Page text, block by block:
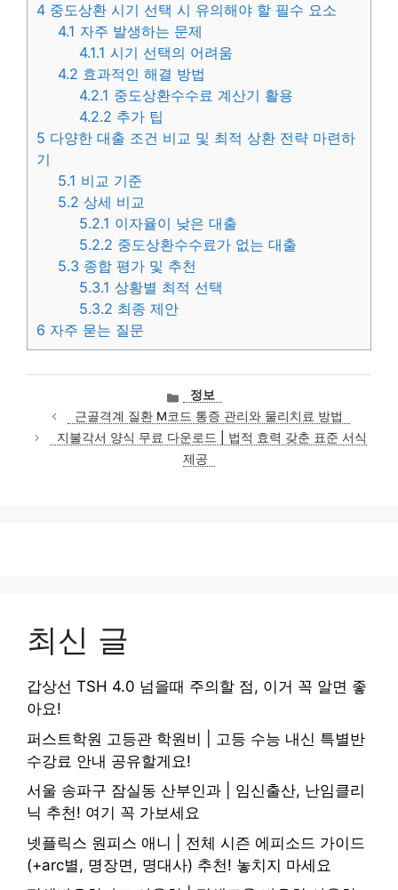
4 중도상환 시기 선택 시 유의해야 할 필수 요소
4.1 자주 발생하는 문제
4.1.1 시기 선택의 어려움
4.2 효과적인 해결 방법
4.2.1 중도상환수수료 계산기 활용
4.2.2 추가 팁
5 다양한 대출 조건 비교 및 최적 상환 전략 마련하
기
5.1 비교 기준
5.2 상세 비교
5.2.1 이자율이 낮은 대출
5.2.2 중도상환수수료가 없는 대출
5.3 종합 평가 및 추천
5.3.1 상황별 최적 선택
5.3.2 최종 제안
6 자주 묻는 질문
카
테
고
리
정보
근골격계 질환 M코드 통증 관리와 물리치료 방법
지불각서 양식 무료 다운로드 | 법적 효력 갖춘 표준 서식
제공
최신 글
갑상선 TSH 4.0 넘을때 주의할 점, 이거 꼭 알면 좋
아요!
퍼스트학원 고등관 학원비 | 고등 수능 내신 특별반
수강료 안내 공유할게요!
서울 송파구 잠실동 산부인과 | 임신출산, 난임클리
닉 추천! 여기 꼭 가보세요
넷플릭스 원피스 애니 | 전체 시즌 에피소드 가이드
(+arc별, 명장면, 명대사) 추천! 놓치지 마세요